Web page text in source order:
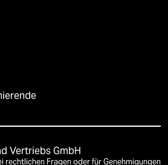
Vertriebs GmbH
rechtlichen Fragen oder für Genehmigungen